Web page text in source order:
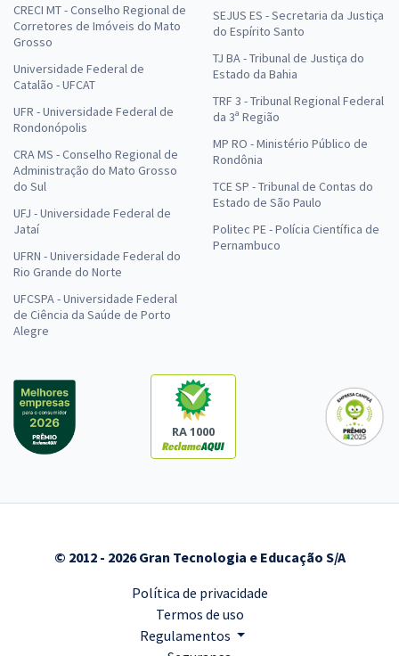
CRECI MT - Conselho Regional de
Corretores de Imóveis do Mato
Grosso
Universidade Federal de
Catalão - UFCAT
UFR - Universidade Federal de
Rondonópolis
CRA MS - Conselho Regional de
Administração do Mato Grosso
do Sul
UFJ - Universidade Federal de
Jataí
UFRN - Universidade Federal do
Rio Grande do Norte
UFCSPA - Universidade Federal
de Ciência da Saúde de Porto
Alegre
SEJUS ES - Secretaria da Justiça
do Espírito Santo
TJ BA - Tribunal de Justiça do
Estado da Bahia
TRF 3 - Tribunal Regional Federal
da 3ª Região
MP RO - Ministério Público de
Rondônia
TCE SP - Tribunal de Contas do
Estado de São Paulo
Politec PE - Polícia Científica de
Pernambuco
RA 1000
© 2012 - 2026 Gran Tecnologia e Educação S/A
Política de privacidade
Termos de uso
Regulamentos